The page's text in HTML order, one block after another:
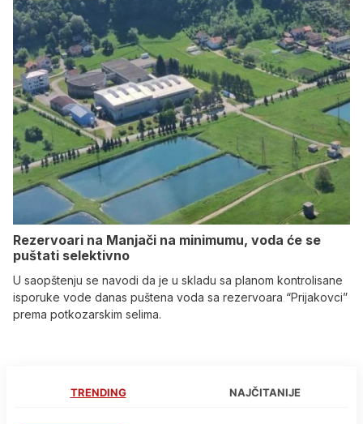
Rezervoari na Manjači na minimumu, voda će se
puštati selektivno
U saopštenju se navodi da je u skladu sa planom kontrolisane
isporuke vode danas puštena voda sa rezervoara “Prijakovci”
prema potkozarskim selima.
TRENDING NAJČITANIJE